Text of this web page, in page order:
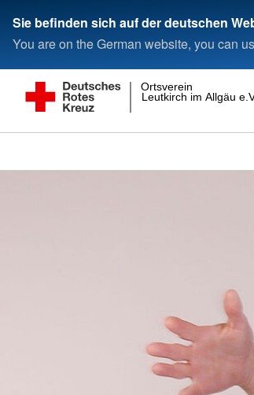
Sie befinden sich auf der deutschen
You are on the German website, you can
Leutkirch im Allgäu
Ortsverein